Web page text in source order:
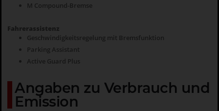
M Compound-Bremse
Fahrerassistenz
Geschwindigkeitsregelung mit Bremsfunktion
Parking Assistant
Active Guard Plus
Angaben zu Verbrauch und
Emission